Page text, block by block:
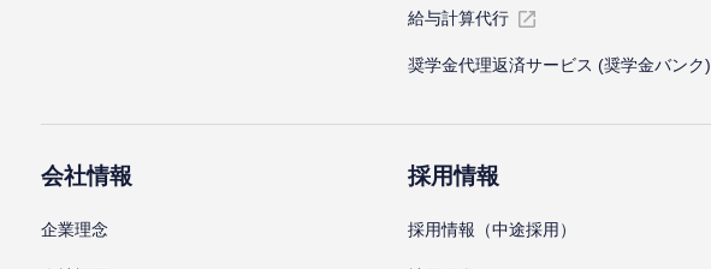
給与計算代⾏
奨学金代理返済サービス (奨学金バンク)
会社情報
企業理念
採⽤情報
採⽤情報（中途採⽤）